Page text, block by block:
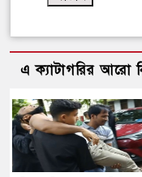
এ ক্যাটাগরির আরো